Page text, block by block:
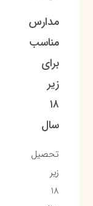
مدارس
مناسب
برای
زیر
۱۸
سال
تحصیل
زیر
18